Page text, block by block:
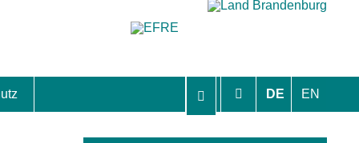
DE EN